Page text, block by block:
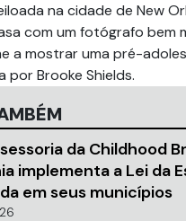
na cidade de New
com um fotógrafo bem
a mostrar uma pré-
Brooke Shields.
da Childhood
implementa a Lei da
em seus municípios